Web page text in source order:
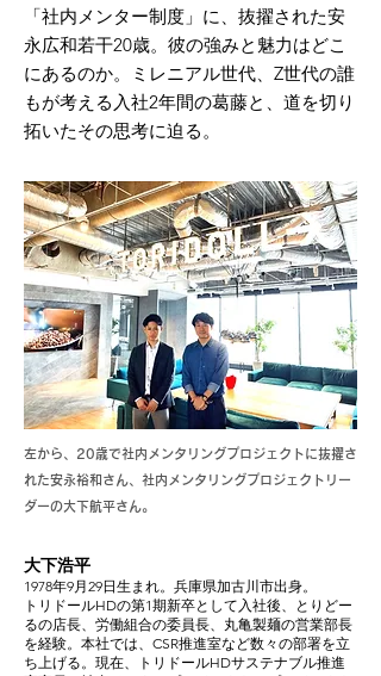
「社内メンター制度」に、抜擢された安
永広和若干20歳。彼の強みと魅力はどこ
にあるのか。ミレニアル世代、Z世代の誰
もが考える入社2年間の葛藤と、道を切り
拓いたその思考に迫る。
左から、20歳で社内メンタリングプロジェクトに抜擢さ
れた安永裕和さん、社内メンタリングプロジェクトリー
ダーの大下航平さん。
大下浩平
1978年9月29日生まれ。兵庫県加古川市出身。
トリドールHDの第1期新卒として入社後、とりどー
るの店長、労働組合の委員長、丸亀製麺の営業部長
を経験。本社では、CSR推進室など数々の部署を立
ち上げる。現在、トリドールHDサステナブル推進